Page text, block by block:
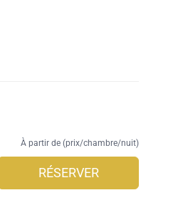
À partir de (prix/chambre/nuit)
RÉSERVER